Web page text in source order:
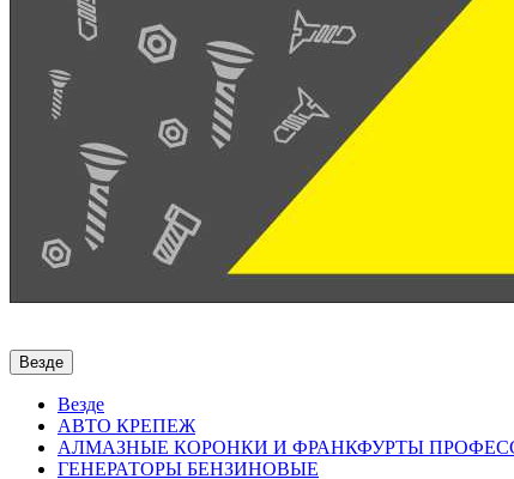
Везде
Везде
АВТО КРЕПЕЖ
АЛМАЗНЫЕ КОРОНКИ И ФРАНКФУРТЫ
ГЕНЕРАТОРЫ БЕНЗИНОВЫЕ